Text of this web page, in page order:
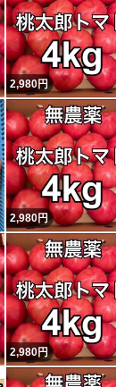
いいね！
2,980円
いいね！
2,980円
いいね！
2,980円